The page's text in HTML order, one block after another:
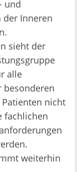
und
Inneren
sieht der
alle
besonderen
nicht
fachlichen
weiterhin